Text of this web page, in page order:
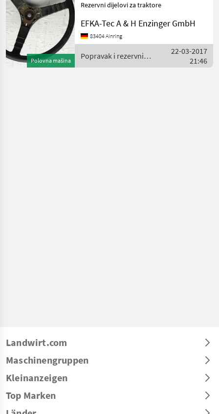
Polovna mašina
Rezervni dijelovi za traktore
EFKA-Tec A & H Enzinger GmbH
83404 Ainring
Popravak i rezervni
dijelovi / Fiat
22-03-2017
21:46
Landwirt.com
Maschinengruppen
Kleinanzeigen
Top Marken